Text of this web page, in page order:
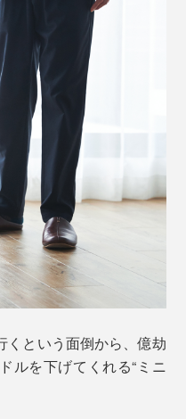
くという面倒から、億劫
ルを下げてくれる“ミニ